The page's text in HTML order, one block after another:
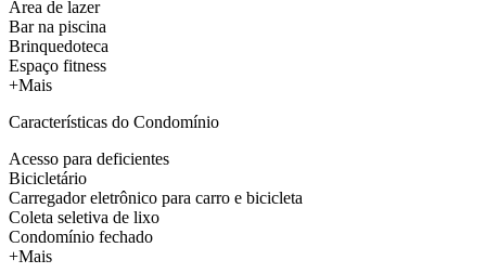
Área de lazer
Bar na piscina
Brinquedoteca
Espaço fitness
+Mais
Características do Condomínio
Acesso para deficientes
Bicicletário
Carregador eletrônico para carro e bicicleta
Coleta seletiva de lixo
Condomínio fechado
+Mais